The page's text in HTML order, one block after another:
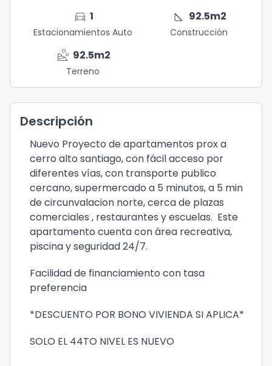
directions_car 1
Estacionamientos Auto
square_foot 92.5m2
Construcción
landslide 92.5m2
Terreno
Descripción
Nuevo Proyecto de apartamentos prox a
cerro alto santiago, con fácil acceso por
diferentes vías, con transporte publico
cercano, supermercado a 5 minutos, a 5 min
de circunvalacion norte, cerca de plazas
comerciales , restaurantes y escuelas. Este
apartamento cuenta con área recreativa,
piscina y seguridad 24/7.
Facilidad de financiamiento con tasa
preferencia
*DESCUENTO POR BONO VIVIENDA SI APLICA*
SOLO EL 44TO NIVEL ES NUEVO